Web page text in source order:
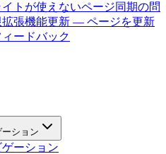
トが使えないページ同期の問
拡張機能更新 — ページを更新
ードバック
ション
ーション